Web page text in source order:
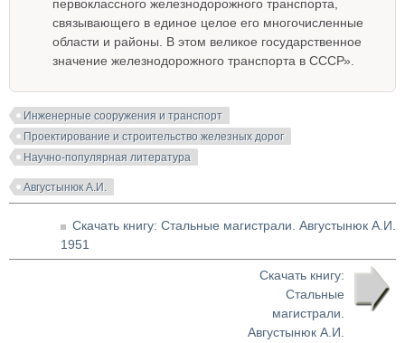
первоклассного железнодорожного транспорта,
связывающего в единое целое его многочисленные
области и районы. В этом великое государственное
значение железнодорожного транспорта в СССР».
Инженерные сооружения и транспорт
Проектирование и строительство железных дорог
Научно-популярная литература
Августынюк А.И.
Скачать книгу: Стальные магистрали. Августынюк А.И.
1951
Скачать книгу:
Стальные
магистрали.
Августынюк А.И.